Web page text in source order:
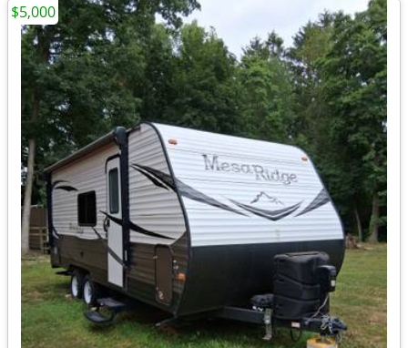
$5,000